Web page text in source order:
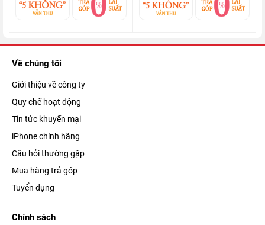
mọi tác vụ được xử lý một cách trơn tru và chạy tốt mọi tựa
hỗ trợ kết nối 5G tốc độ cao, giúp cho việc tải game, xem phim
4K,... sẽ vô cùng nhanh chóng.
Về chúng tôi
Giới thiệu về công ty
Quy chế hoạt động
Tin tức khuyến mại
iPhone chính hãng
Câu hỏi thường gặp
Mua hàng trả góp
Tuyển dụng
Chính sách